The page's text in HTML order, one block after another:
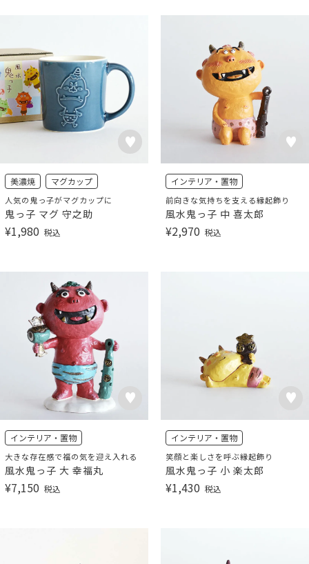
美濃焼 マグカップ
人気の鬼っ子がマグカップに
鬼っ子 マグ 守之助
¥1,980 税込
インテリア・置物
前向きな気持ちを支える縁起飾り
風水鬼っ子 中 喜太郎
¥2,970 税込
インテリア・置物
大きな存在感で福の気を迎え入れる
風水鬼っ子 大 幸福丸
¥7,150 税込
インテリア・置物
笑顔と楽しさを呼ぶ縁起飾り
風水鬼っ子 小 楽太郎
¥1,430 税込